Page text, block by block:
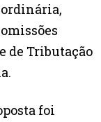
ordinária,
de Tributação
foi